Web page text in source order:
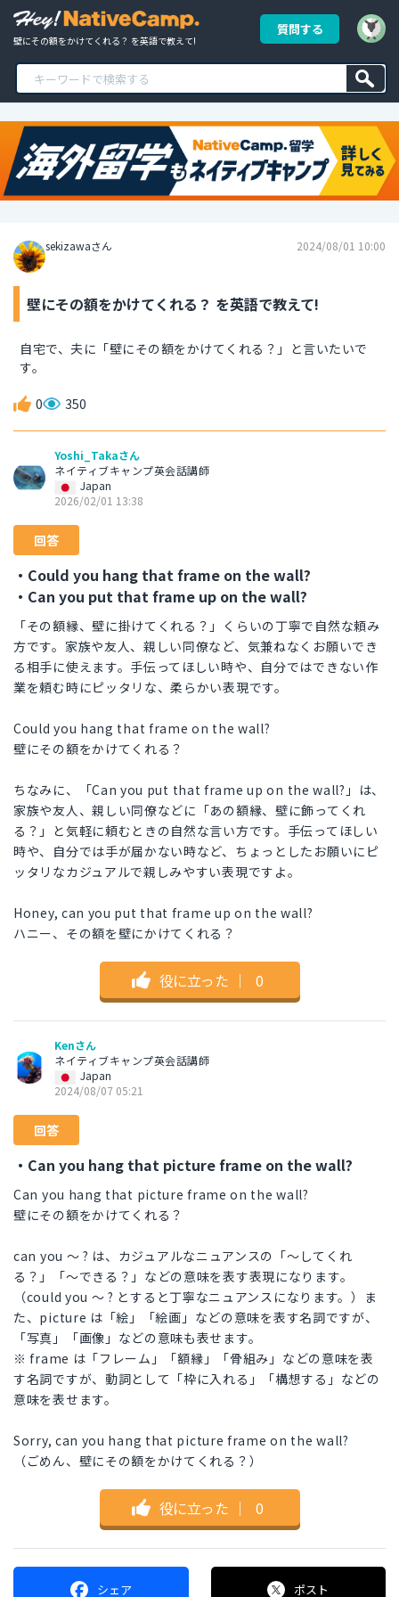
壁にその額をかけてくれる？ を英語で教えて!
質問する
sekizawaさん 2024/08/01 10:00
壁にその額をかけてくれる？ を英語で教えて!
自宅で、夫に「壁にその額をかけてくれる？」と言いたいで
す。
0 350
Yoshi_Takaさん
ネイティブキャンプ英会話講師
Japan
2026/02/01 13:38
回答
・Could you hang that frame on the wall?
・Can you put that frame up on the wall?
「その額縁、壁に掛けてくれる？」くらいの丁寧で自然な頼み
方です。家族や友人、親しい同僚など、気兼ねなくお願いでき
る相手に使えます。手伝ってほしい時や、自分ではできない作
業を頼む時にピッタリな、柔らかい表現です。
Could you hang that frame on the wall?
壁にその額をかけてくれる？
ちなみに、「Can you put that frame up on the wall?」は、
家族や友人、親しい同僚などに「あの額縁、壁に飾ってくれ
る？」と気軽に頼むときの自然な言い方です。手伝ってほしい
時や、自分では手が届かない時など、ちょっとしたお願いにピ
ッタリなカジュアルで親しみやすい表現ですよ。
Honey, can you put that frame up on the wall?
ハニー、その額を壁にかけてくれる？
役に立った ｜ 0
Kenさん
ネイティブキャンプ英会話講師
Japan
2024/08/07 05:21
回答
・Can you hang that picture frame on the wall?
Can you hang that picture frame on the wall?
壁にその額をかけてくれる？
can you 〜 ? は、カジュアルなニュアンスの「〜してくれ
る？」「〜できる？」などの意味を表す表現になります。
（could you 〜 ? とすると丁寧なニュアンスになります。）ま
た、picture は「絵」「絵画」などの意味を表す名詞ですが、
「写真」「画像」などの意味も表せます。
※ frame は「フレーム」「額縁」「骨組み」などの意味を表
す名詞ですが、動詞として「枠に入れる」「構想する」などの
意味を表せます。
Sorry, can you hang that picture frame on the wall?
（ごめん、壁にその額をかけてくれる？）
役に立った ｜ 0
シェア ポスト